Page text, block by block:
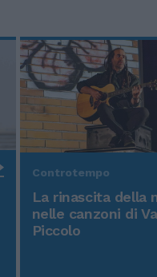
Controtempo
La rinascita della
nelle canzoni di
Piccolo